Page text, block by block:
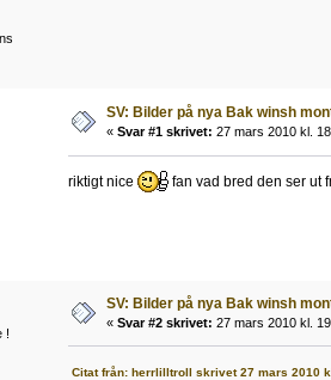
SV: Bilder på nya Bak winsh
« Svar #1 skrivet: 27 mars 2010 kl.
riktigt nice fan vad bred den ser ut
!
SV: Bilder på nya Bak winsh
« Svar #2 skrivet: 27 mars 2010 kl.
Citat från: herrlilltroll skrivet 27 mars 2010